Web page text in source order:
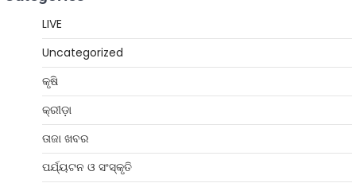
LIVE
Uncategorized
କୃଷି
କ୍ରୀଡ଼ା
ତାଜା ଖବର
ପର୍ଯ୍ୟଟନ ଓ ସଂସ୍କୃତି